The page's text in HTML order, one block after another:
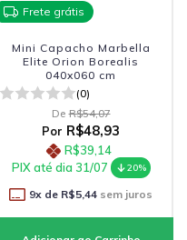
Frete grátis
Mini Capacho Marbella
Elite Orion Borealis
040x060 cm
(0)
De R$54,07
Por R$48,93
R$39,14
PIX até dia 31/07
20%
9x de R$5,44 sem juros